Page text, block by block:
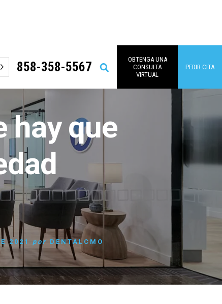
858-358-5567
Buscar
en
OBTENGA UNA
CONSULTA
VIRTUAL
PEDIR CITA
hay que
2021 por DENTALCMO